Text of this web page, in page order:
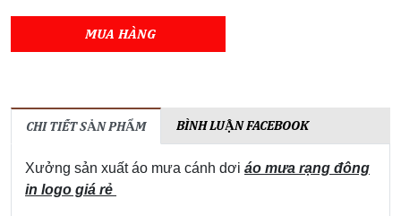
MUA HÀNG
CHI TIẾT SẢN PHẨM BÌNH LUẬN FACEBOOK
Xưởng sản xuất áo mưa cánh dơi áo mưa rạng đông
in logo giá rẻ